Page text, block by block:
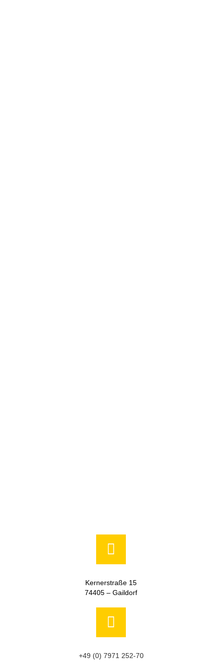
Kernerstraße 15
74405 – Gaildorf
+49 (0) 7971 252-70